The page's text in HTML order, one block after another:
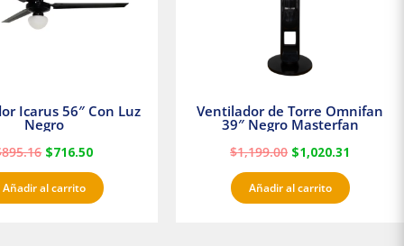
Icarus 56″ Con Luz
Negro
895.16 $716.50
Añadir al carrito
Ventilador de Torre Omnifan
39″ Negro Masterfan
$1,199.00 $1,020.31
Añadir al carrito